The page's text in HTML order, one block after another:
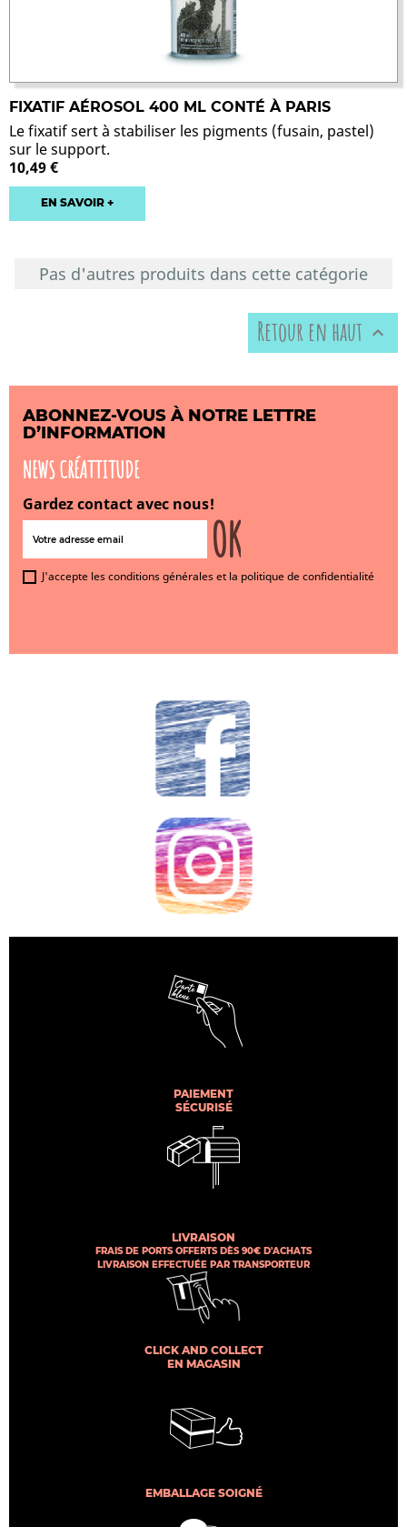
FIXATIF AÉROSOL 400 ML CONTÉ À PARIS
Le fixatif sert à stabiliser les pigments (fusain, pastel)
sur le support.
10,49 €
EN SAVOIR +
Pas d'autres produits dans cette catégorie
Retour en haut 
ABONNEZ-VOUS À NOTRE LETTRE
D’INFORMATION
NEWS CRÉATTITUDE
Gardez contact avec nous!
J'accepte les conditions générales et la politique de confidentialité
PAIEMENT
SÉCURISÉ
LIVRAISON
FRAIS DE PORTS OFFERTS DÈS 90€ D'ACHATS
LIVRAISON EFFECTUÉE PAR TRANSPORTEUR
CLICK AND COLLECT
EN MAGASIN
EMBALLAGE SOIGNÉ